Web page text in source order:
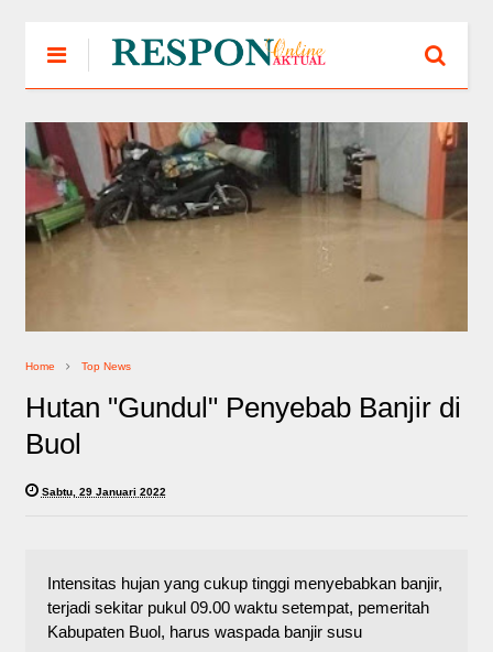
Home Top News
Hutan "Gundul" Penyebab Banjir di
Buol
Sabtu, 29 Januari 2022
Intensitas hujan yang cukup tinggi menyebabkan banjir,
terjadi sekitar pukul 09.00 waktu setempat, pemeritah
Kabupaten Buol, harus waspada banjir susu